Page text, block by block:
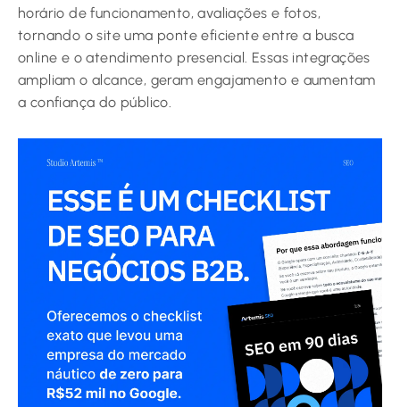
horário de funcionamento, avaliações e fotos,
tornando o site uma ponte eficiente entre a busca
online e o atendimento presencial. Essas integrações
ampliam o alcance, geram engajamento e aumentam
a confiança do público.